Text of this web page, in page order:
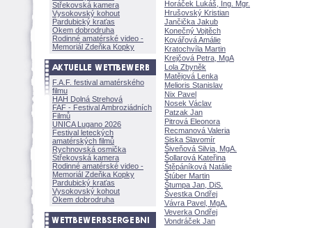
Střekovská kamera
Vysokovský kohout
Pardubický kraťas
Okem dobrodruha
Rodinné amatérské video -
Memoriál Zdeňka Kopky
F.A.F. festival amatérského
filmu
HAH Dolná Strehov
FAF - Festival Ambroziádních
Filmů
UNICA Lugano 2026
Festival leteckých
amatérských filmů
Rychnovská osmička
Střekovská kamera
Rodinné amatérské video -
Memoriál Zdeňka Kopky
Pardubický kraťas
Vysokovský kohout
Okem dobrodruha
Horáček Lukáš, Ing. Mgr.
Hrušovský Kristian
Jančička Jakub
Konečný Vojtěch
Kovářová Amálie
Kratochvíla Martin
Krejčová Petra, MgA
Lola Zbyněk
Matějová Lenka
Melioris Stanislav
Nix Pavel
Nosek Václav
Patzak Jan
Pitrová Eleonora
Recmanová Valeria
Siska Slavomír
iveňová Silvia, MgA.
ollarová Kateřina
těpáníková Natálie
túber Martin
tumpa Jan, DiS.
vestka Ondřej
Vávra Pavel, MgA.
Veverka Ondřej
Vondráček Jan